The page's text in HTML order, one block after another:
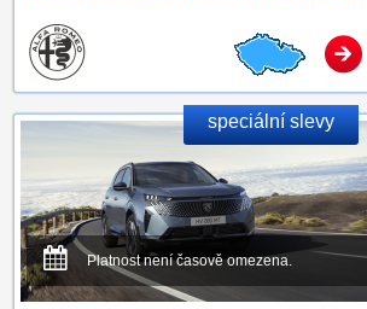
speciální slevy
Platnost není časově omezena.